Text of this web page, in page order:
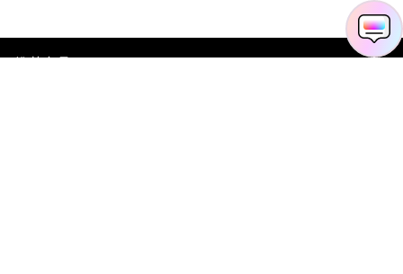
推荐产品